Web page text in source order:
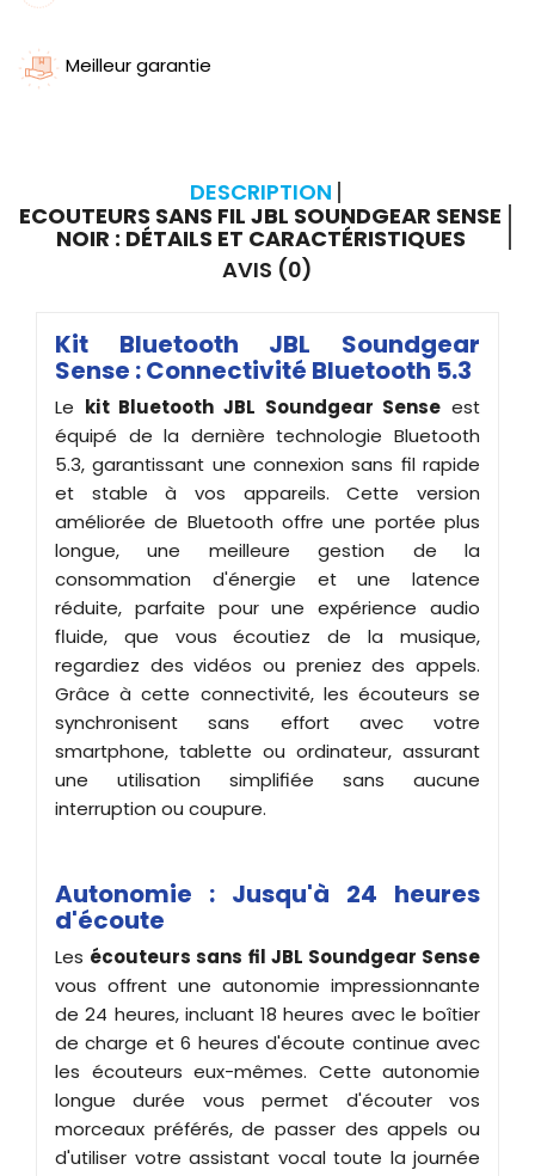
Meilleur garantie
DESCRIPTION
ECOUTEURS SANS FIL JBL SOUNDGEAR SENSE
NOIR : DÉTAILS ET CARACTÉRISTIQUES
AVIS (0)
Kit Bluetooth JBL Soundgear
Sense : Connectivité Bluetooth 5.3
Le kit Bluetooth JBL Soundgear Sense est
équipé de la dernière technologie Bluetooth
5.3, garantissant une connexion sans fil rapide
et stable à vos appareils. Cette version
améliorée de Bluetooth offre une portée plus
longue, une meilleure gestion de la
consommation d'énergie et une latence
réduite, parfaite pour une expérience audio
fluide, que vous écoutiez de la musique,
regardiez des vidéos ou preniez des appels.
Grâce à cette connectivité, les écouteurs se
synchronisent sans effort avec votre
smartphone, tablette ou ordinateur, assurant
une utilisation simplifiée sans aucune
interruption ou coupure.
Autonomie : Jusqu'à 24 heures
d'écoute
Les écouteurs sans fil JBL Soundgear Sense
vous offrent une autonomie impressionnante
de 24 heures, incluant 18 heures avec le boîtier
de charge et 6 heures d'écoute continue avec
les écouteurs eux-mêmes. Cette autonomie
longue durée vous permet d'écouter vos
morceaux préférés, de passer des appels ou
d'utiliser votre assistant vocal toute la journée